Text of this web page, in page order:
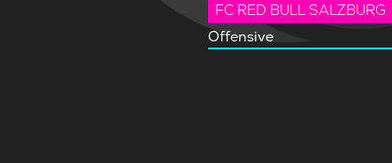
FC RED BULL SALZBURG
Offensive